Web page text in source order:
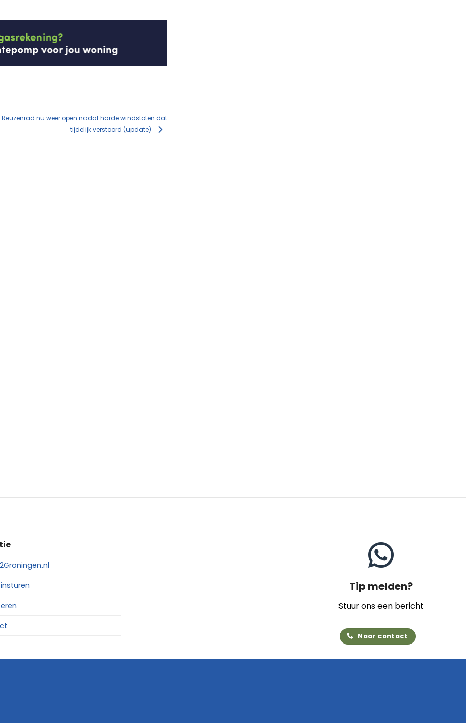
Reuzenrad nu weer open nadat harde windstoten dat
tijdelijk verstoord (update)
Tip melden?
Stuur ons een bericht
Naar contact